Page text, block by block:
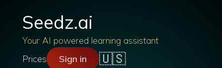
Seedz.ai
Your AI powered learning assistant
Prices
Sign in 🇺🇸